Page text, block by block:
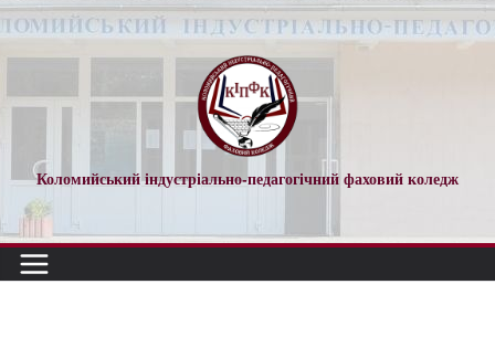
Перейти
до
Коломийський індустріально-педагогічний фаховий коледж